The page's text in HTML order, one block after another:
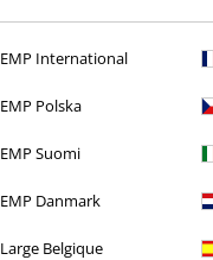
EMP International
EMP Polska
EMP Suomi
EMP Danmark
Large Belgique